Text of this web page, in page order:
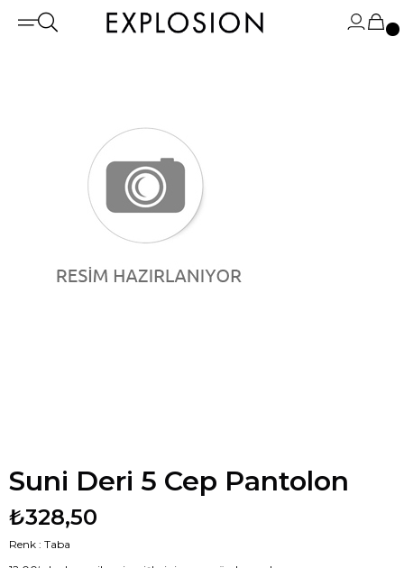
Suni Deri 5 Cep Pantolon
₺328,50
Renk : Taba